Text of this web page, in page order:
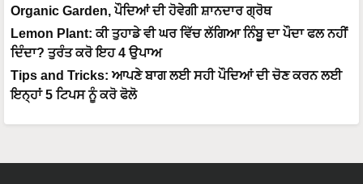
Organic Garden, ਪੌਦਿਆਂ ਦੀ ਹੋਵੇਗੀ ਸ਼ਾਨਦਾਰ ਗ੍ਰੋਥ
Lemon Plant: ਕੀ ਤੁਹਾਡੇ ਵੀ ਘਰ ਵਿੱਚ ਲੱਗਿਆ ਨਿੰਬੂ ਦਾ ਪੌਦਾ ਫਲ ਨਹੀਂ
ਦਿੰਦਾ? ਤੁਰੰਤ ਕਰੋ ਇਹ 4 ਉਪਾਅ
Tips and Tricks: ਆਪਣੇ ਬਾਗ ਲਈ ਸਹੀ ਪੌਦਿਆਂ ਦੀ ਚੋਣ ਕਰਨ ਲਈ
ਇਨ੍ਹਾਂ 5 ਟਿਪਸ ਨੂੰ ਕਰੋ ਫੋਲੋ